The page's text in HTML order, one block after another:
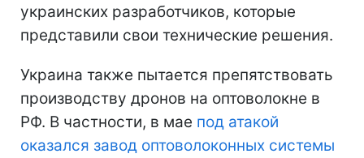
украинских разработчиков, которые
представили свои технические решения.
Украина также пытается препятствовать
производству дронов на оптоволокне в
РФ. В частности, в мае под атакой
оказался завод оптоволоконных системы